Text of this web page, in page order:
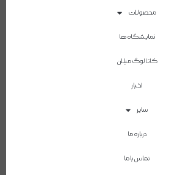
محصولات
نمایشگاه ها
کاتالوگ میلان
اخبار
سایر
درباره ما
تماس با ما